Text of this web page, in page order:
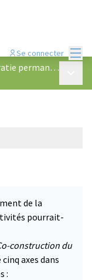
Se connecter
Un lieu d&#39;expression pour la démocratie permanente
de la
pourrait-
construction du
axes dans
: